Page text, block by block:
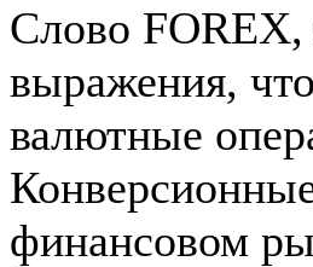
Слово FOREX,
выражения,
валютные
финансовом